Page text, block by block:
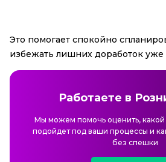
Это помогает спокойно
избежать лишних доработок уже
Работаете в
Мы можем помочь оценить, какой
подойдет под ваши процессы и
без спешки